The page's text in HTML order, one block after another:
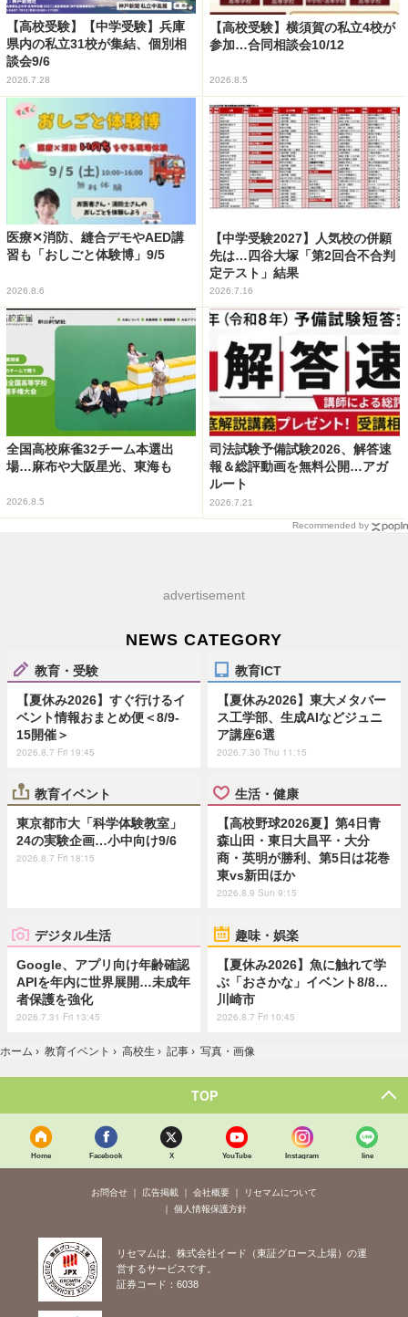
【高校受験】【中学受験】兵庫
県内の私立31校が集結、個別相
談会9/6
2026.7.28
【高校受験】横須賀の私立4校が
参加…合同相談会10/12
2026.8.5
医療✕消防、縫合デモやAED講
習も「おしごと体験博」9/5
2026.8.6
【中学受験2027】人気校の併願
先は…四谷大塚「第2回合不合判
定テスト」結果
2026.7.16
全国高校麻雀32チーム本選出
場…麻布や大阪星光、東海も
2026.8.5
司法試験予備試験2026、解答速
報＆総評動画を無料公開…アガ
ルート
2026.7.21
Recommended by
advertisement
NEWS CATEGORY
教育・受験
【夏休み2026】すぐ行けるイ
ベント情報おまとめ便＜8/9-
15開催＞
2026.8.7 Fri 19:45
教育ICT
【夏休み2026】東大メタバー
ス工学部、生成AIなどジュニ
ア講座6選
2026.7.30 Thu 11:15
教育イベント
東京都市大「科学体験教室」
24の実験企画…小中向け9/6
2026.8.7 Fri 18:15
生活・健康
【高校野球2026夏】第4日青
森山田・東日大昌平・大分
商・英明が勝利、第5日は花巻
東vs新田ほか
2026.8.9 Sun 9:15
デジタル生活
Google、アプリ向け年齢確認
APIを年内に世界展開…未成年
者保護を強化
2026.7.31 Fri 13:45
趣味・娯楽
【夏休み2026】魚に触れて学
ぶ「おさかな」イベント8/8…
川崎市
2026.8.7 Fri 10:45
ホーム › 教育イベント › 高校生 › 記事 › 写真・画像
TOP
Home Facebook X YouTube Instagram line
お問合せ 広告掲載 会社概要
リセマムについて
個人情報保護方針
リセマムは、株式会社イード（東証グロース上場）の運
営するサービスです。
証券コード：6038